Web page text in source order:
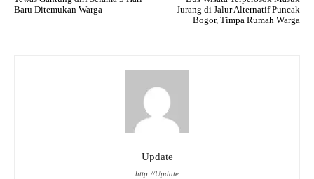
Baru Ditemukan Warga
Jurang di Jalur Alternatif Puncak
Bogor, Timpa Rumah Warga
Update
http://Update